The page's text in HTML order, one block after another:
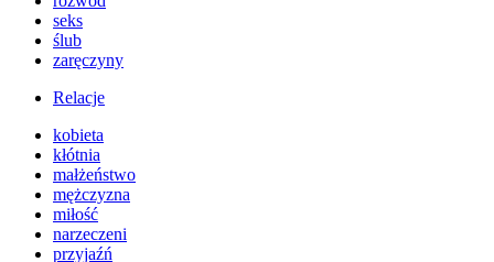
seks
ślub
zaręczyny
Relacje
kobieta
kłótnia
małżeństwo
mężczyzna
miłość
narzeczeni
przyjaźń